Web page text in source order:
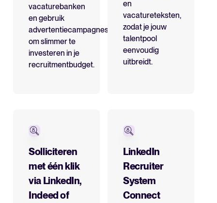
vacaturebanken
en gebruik
advertentiecampagnes
om slimmer te
investeren in je
recruitmentbudget.
en
vacatureteksten,
zodat je jouw
talentpool
eenvoudig
uitbreidt.
Solliciteren
met één klik
via LinkedIn,
Indeed of
LinkedIn
Recruiter
System
Connect